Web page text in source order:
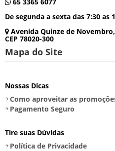
De segunda a sexta das 7:30 as
Avenida Quinze de
CEP 78020-300
Mapa do Site
Nossas Dicas
Como aproveitar as
Pagamento Seguro
Tire suas Dúvidas
Política de Privacidade